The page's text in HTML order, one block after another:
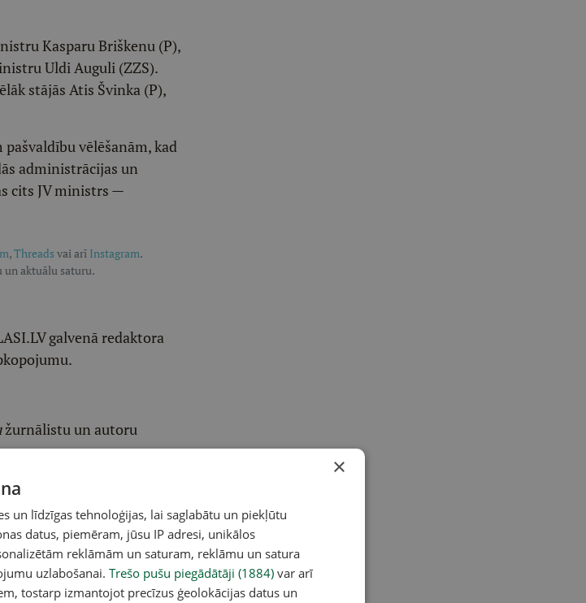
Kasparu Briškenu (P),
Uldi Auguli (ZZS).
stājās Atis Švinka (P),
vēlēšanām, kad
administrācijas un
cits JV ministrs —
,Threadsvai arī Instagram.
un aktuālu saturu.
galvenā redaktora
žurnālistu un autoru
×
un līdzīgas tehnoloģijas, lai saglabātu un piekļūtu
datus, piemēram, jūsu IP adresi, unikālos
reklāmām un saturam, reklāmu un satura
uzlabošanai. Trešo pušu piegādātāji (1884) var arī
tostarp izmantojot precīzus ģeolokācijas datus un